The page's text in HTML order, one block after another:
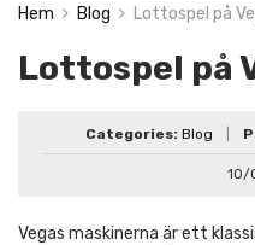
Hem Blog Lottospel på
Lottospel på
Categories: Blog
10/
Vegas maskinerna är ett